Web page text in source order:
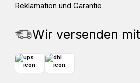
Reklamation und Garantie
Wir versenden mit